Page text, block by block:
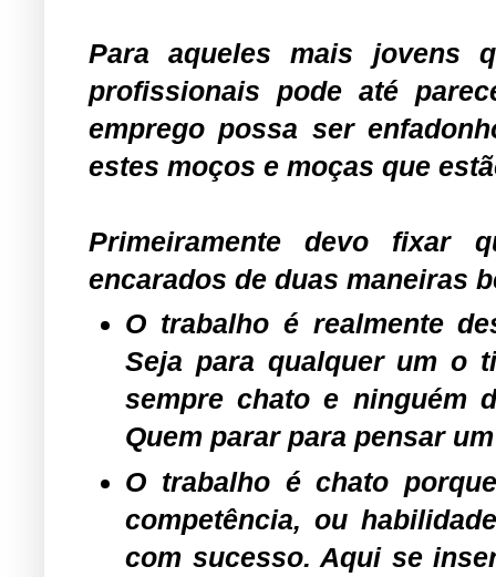
Para aqueles mais jovens
profissionais pode até
emprego possa ser
estes moços e moças que
Primeiramente devo fixar
encarados de duas maneiras
O trabalho é realmente
Seja para qualquer um o
sempre chato e ninguém
Quem parar para pensar
O trabalho é chato
competência, ou
com sucesso. Aqui se